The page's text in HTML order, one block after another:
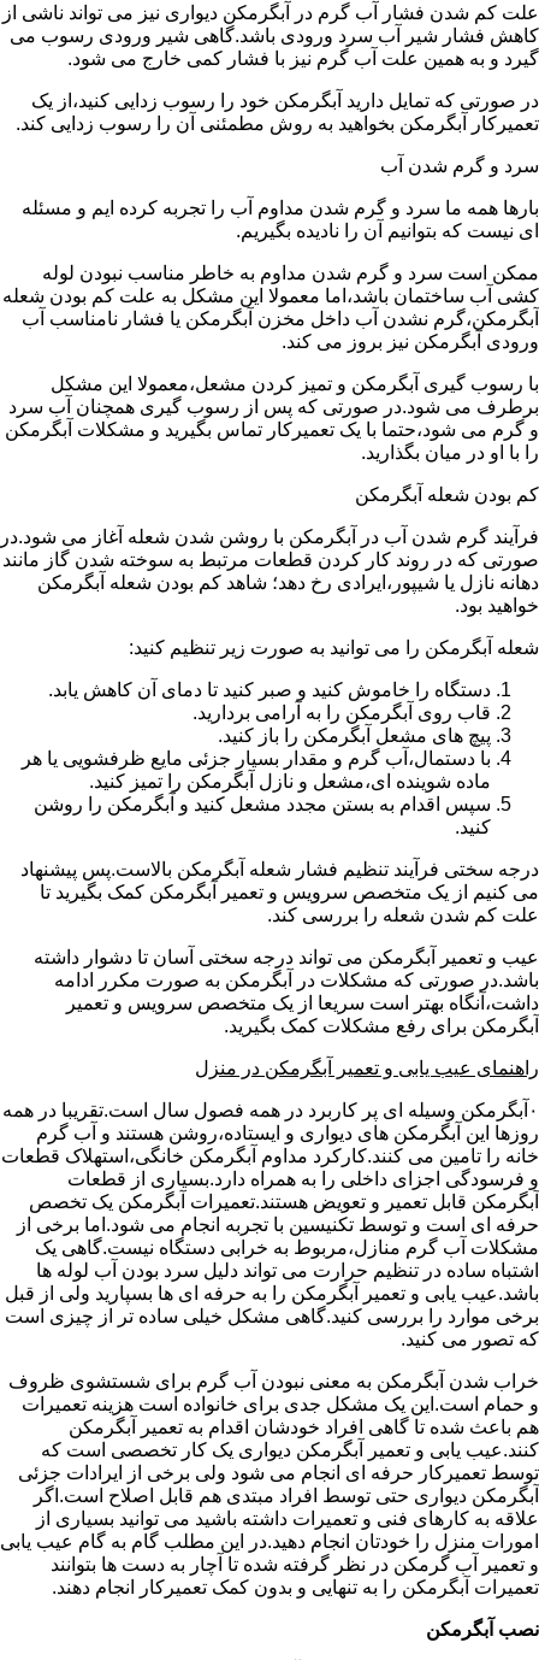
علت کم شدن فشار آب گرم در آبگرمکن دیواری نیز می تواند ناشی از
کاهش فشار شیر آب سرد ورودی باشد.گاهی شیر ورودی رسوب می
گیرد و به همین علت آب گرم نیز با فشار کمی خارج می شود.
در صورتی که تمایل دارید آبگرمکن خود را رسوب زدایی کنید،از یک
تعمیرکار آبگرمکن بخواهید به روش مطمئنی آن را رسوب زدایی کند.
سرد و گرم شدن آب
بارها همه ما سرد و گرم شدن مداوم آب را تجربه کرده ایم و مسئله
ای نیست که بتوانیم آن را نادیده بگیریم.
ممکن است سرد و گرم شدن مداوم به خاطر مناسب نبودن لوله
کشی آب ساختمان باشد،اما معمولا این مشکل به علت کم بودن شعله
آبگرمکن،گرم نشدن آب داخل مخزن آبگرمکن یا فشار نامناسب آب
ورودی آبگرمکن نیز بروز می کند.
با رسوب گیری آبگرمکن و تمیز کردن مشعل،معمولا این مشکل
برطرف می شود.در صورتی که پس از رسوب گیری همچنان آب سرد
و گرم می شود،حتما با یک تعمیرکار تماس بگیرید و مشکلات آبگرمکن
را با او در میان بگذارید.
کم بودن شعله آبگرمکن
فرآیند گرم شدن آب در آبگرمکن با روشن شدن شعله آغاز می شود.در
صورتی که در روند کار کردن قطعات مرتبط به سوخته شدن گاز مانند
دهانه نازل یا شیپور،ایرادی رخ دهد؛ شاهد کم بودن شعله آبگرمکن
خواهید بود.
شعله آبگرمکن را می توانید به صورت زیر تنظیم کنید:
دستگاه را خاموش کنید و صبر کنید تا دمای آن کاهش یابد.
قاب روی آبگرمکن را به آرامی بردارید.
پیچ های مشعل آبگرمکن را باز کنید.
با دستمال،آب گرم و مقدار بسیار جزئی مایع ظرفشویی یا هر
ماده شوینده ای،مشعل و نازل آبگرمکن را تمیز کنید.
سپس اقدام به بستن مجدد مشعل کنید و آبگرمکن را روشن
کنید.
درجه سختی فرآیند تنظیم فشار شعله آبگرمکن بالاست.پس پیشنهاد
می کنیم از یک متخصص سرویس و تعمیر آبگرمکن کمک بگیرید تا
علت کم شدن شعله را بررسی کند.
عیب و تعمیر آبگرمکن می تواند درجه سختی آسان تا دشوار داشته
باشد.در صورتی که مشکلات در آبگرمکن به صورت مکرر ادامه
داشت،آنگاه بهتر است سریعا از یک متخصص سرویس و تعمیر
آبگرمکن برای رفع مشکلات کمک بگیرید.
راهنمای عیب یابی و تعمیر آبگرمکن در منزل
۰آبگرمکن وسیله ای پر کاربرد در همه فصول سال است.تقریبا در همه
روزها این آبگرمکن های دیواری و ایستاده،روشن هستند و آب گرم
خانه را تامین می کنند.کارکرد مداوم آبگرمکن خانگی،استهلاک قطعات
و فرسودگی اجزای داخلی را به همراه دارد.بسیاری از قطعات
آبگرمکن قابل تعمیر و تعویض هستند.تعمیرات آبگرمکن یک تخصص
حرفه ای است و توسط تکنیسین با تجربه انجام می شود.اما برخی از
مشکلات آب گرم منازل،مربوط به خرابی دستگاه نیست.گاهی یک
اشتباه ساده در تنظیم حرارت می تواند دلیل سرد بودن آب لوله ها
باشد.عیب یابی و تعمیر آبگرمکن را به حرفه ای ها بسپارید ولی از قبل
برخی موارد را بررسی کنید.گاهی مشکل خیلی ساده تر از چیزی است
که تصور می کنید.
خراب شدن آبگرمکن به معنی نبودن آب گرم برای شستشوی ظروف
و حمام است.این یک مشکل جدی برای خانواده است هزینه تعمیرات
هم باعث شده تا گاهی افراد خودشان اقدام به تعمیر آبگرمکن
کنند.عیب یابی و تعمیر آبگرمکن دیواری یک کار تخصصی است که
توسط تعمیرکار حرفه ای انجام می شود ولی برخی از ایرادات جزئی
آبگرمکن دیواری حتی توسط افراد مبتدی هم قابل اصلاح است.اگر
علاقه به کارهای فنی و تعمیرات داشته باشید می توانید بسیاری از
امورات منزل را خودتان انجام دهید.در این مطلب گام به گام عیب یابی
و تعمیر آب گرمکن در نظر گرفته شده تا آچار به دست ها بتوانند
تعمیرات آبگرمکن را به تنهایی و بدون کمک تعمیرکار انجام دهند.
نصب آبگرمکن